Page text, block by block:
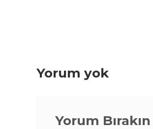
Yorum yok
Yorum Bırakın